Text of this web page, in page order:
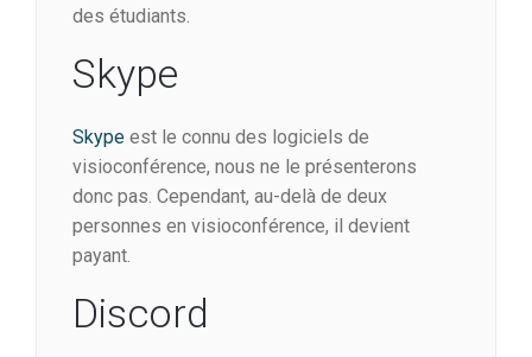
des étudiants.
Skype
Skype est le connu des logiciels de
visioconférence, nous ne le présenterons
donc pas. Cependant, au-delà de deux
personnes en visioconférence, il devient
payant.
Discord